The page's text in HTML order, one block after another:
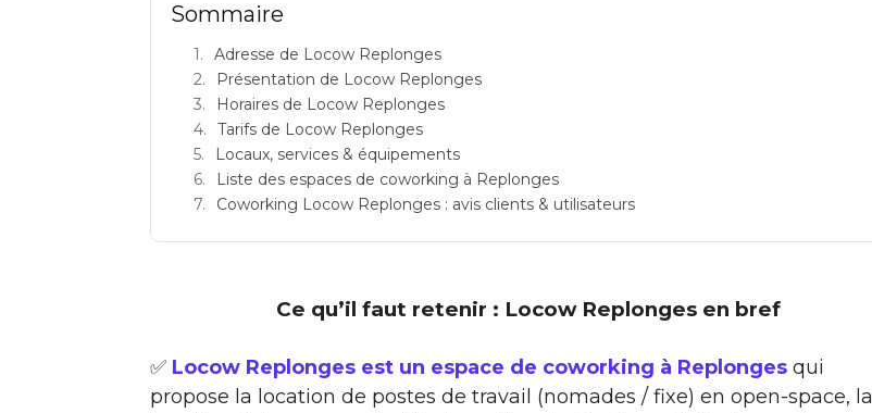
Sommaire
Adresse de Locow Replonges
Présentation de Locow Replonges
Horaires de Locow Replonges
Tarifs de Locow Replonges
Locaux, services & équipements
Liste des espaces de coworking à Replonges
Coworking Locow Replonges : avis clients & utilisateurs
Ce qu’il faut retenir : Locow Replonges en bref
✅ Locow Replonges est un espace de coworking à Replonges qui
propose la location de postes de travail (nomades / fixe) en open-space, la